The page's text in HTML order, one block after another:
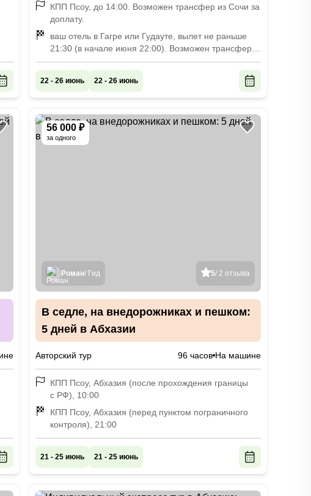
КПП Псоу, до 14:00. Возможен трансфер из Сочи за
доплату.
ваш отель в Гагре или Гудауте, вылет не раньше
21:30 (в начале июня 22:00). Возможен трансфер
до Сочи за доплату.
22 - 26 июнь 22 - 26 июнь
56 000 ₽
за одного
5/ 2 отзыва
Роман/ Гид
В седле, на внедорожниках и пешком:
5 дней в Абхазии
Авторский тур 96 часов На машине
КПП Псоу, Абхазия (после прохождения границы
с РФ), 10:00
КПП Псоу, Абхазия (перед пунктом пограничного
контроля), 21:00
21 - 25 июнь 21 - 25 июнь